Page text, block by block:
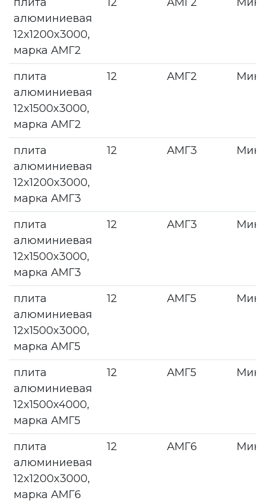
алюминиевая
12x1200x3000,
марка АМГ2
плита
алюминиевая
12x1500x3000,
марка АМГ2
12 АМГ2
плита
алюминиевая
12x1200x3000,
марка АМГ3
12 АМГ3
плита
алюминиевая
12x1500x3000,
марка АМГ3
12 АМГ3
плита
алюминиевая
12x1500x3000,
марка АМГ5
12 АМГ5
плита
алюминиевая
12x1500x4000,
марка АМГ5
12 АМГ5
плита
алюминиевая
12x1200x3000,
марка АМГ6
12 АМГ6